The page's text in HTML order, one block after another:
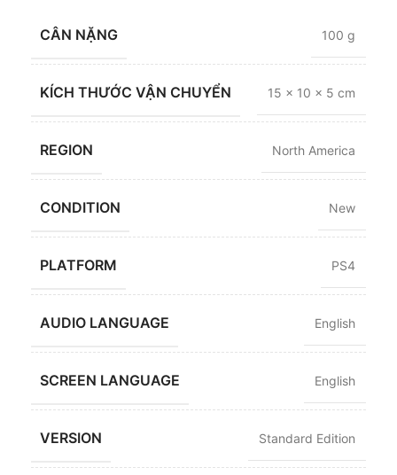
CÂN NẶNG 100 g
KÍCH THƯỚC VẬN CHUYỂN 15 × 10 × 5 cm
REGION North America
CONDITION New
PLATFORM PS4
AUDIO LANGUAGE English
SCREEN LANGUAGE English
VERSION Standard Edition